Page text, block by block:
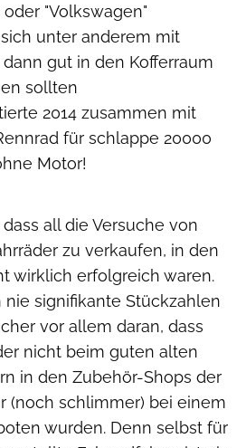
oder "Volkswagen"
unter anderem mit
gut in den Kofferraum
sollten
2014 zusammen mit
für schlappe 20000
Motor!
all die Versuche von
zu verkaufen, in den
wirklich erfolgreich waren.
signifikante Stückzahlen
vor allem daran, dass
nicht beim guten alten
in den Zubehör-Shops der
(noch schlimmer) bei einem
wurden. Denn selbst für